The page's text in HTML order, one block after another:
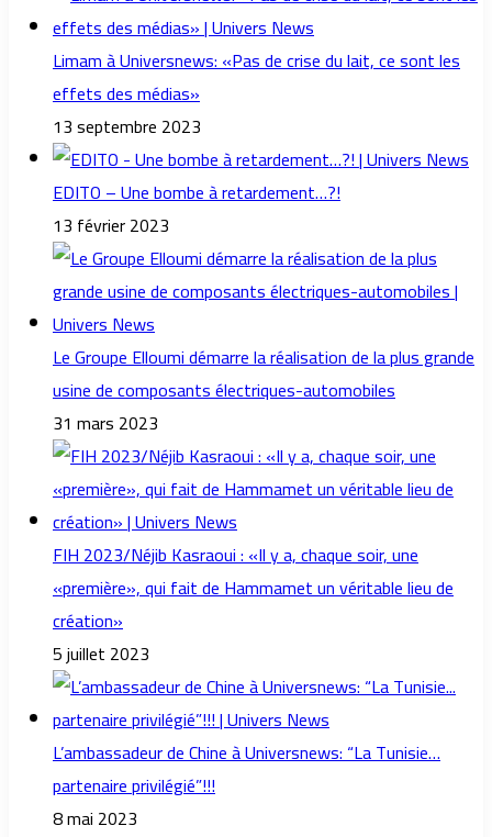
Limam à Universnews: «Pas de crise du lait, ce sont les
effets des médias»
13 septembre 2023
EDITO – Une bombe à retardement…?!
13 février 2023
Le Groupe Elloumi démarre la réalisation de la plus grande
usine de composants électriques-automobiles
31 mars 2023
FIH 2023/Néjib Kasraoui : «Il y a, chaque soir, une
«première», qui fait de Hammamet un véritable lieu de
création»
5 juillet 2023
L’ambassadeur de Chine à Universnews: “La Tunisie…
partenaire privilégié”!!!
8 mai 2023